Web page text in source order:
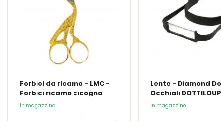
Forbici da ricamo - LMC -
Forbici ricamo cicogna
In magazzino
Lente - Diamond
Occhiali DOTTILOUP
In magazzino